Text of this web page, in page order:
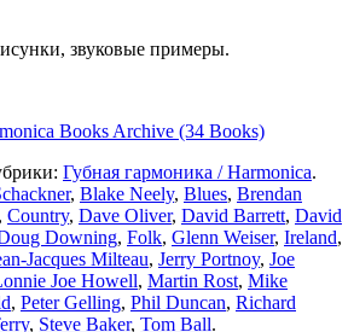
звуковые примеры.
Books Archive (34 Books)
Губная гармоника / Harmonica.
, Blake Neely, Blues, Brendan
Country, Dave Oliver, David Barrett, David
Downing, Folk, Glenn Weiser, Ireland,
Jacques Milteau, Jerry Portnoy, Joe
Joe Howell, Martin Rost, Mike
, Peter Gelling, Phil Duncan, Richard
, Steve Baker, Tom Ball.